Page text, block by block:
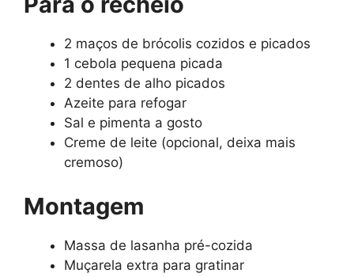
2 maços de brócolis cozidos e picados
1 cebola pequena picada
2 dentes de alho picados
Azeite para refogar
Sal e pimenta a gosto
Creme de leite (opcional, deixa mais
cremoso)
Montagem
Massa de lasanha pré-cozida
Muçarela extra para gratinar